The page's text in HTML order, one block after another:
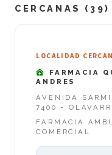
CERCANAS (39)
LOCALIDAD
FARMACIA
ANDRES
AVENIDA
7400 -
FARMACIA
COMERCIAL